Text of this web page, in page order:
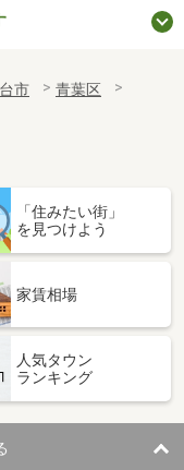
市
青葉区
「住みたい街」
を見つけよう
家賃相場
人気タウン
ランキング